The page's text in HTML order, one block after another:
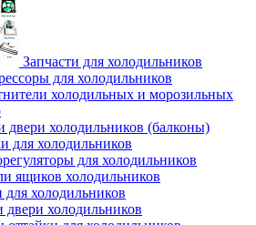
Запчасти для холодильников
для холодильников
холодильных и морозильных
двери холодильников (балконы)
для холодильников
для холодильников
ящиков холодильников
для холодильников
двери холодильников